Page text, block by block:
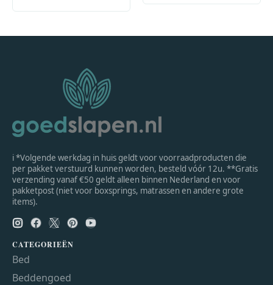
ℹ *Volgende werkdag in huis geldt voor voorraadproducten die
per pakket verstuurd kunnen worden, besteld vóór 12u. **Gratis
verzending vanaf €50 geldt alleen binnen Nederland en voor
pakketpost (niet voor boxsprings, matrassen en andere grote
items).
CATEGORIEËN
Bed
Beddengoed